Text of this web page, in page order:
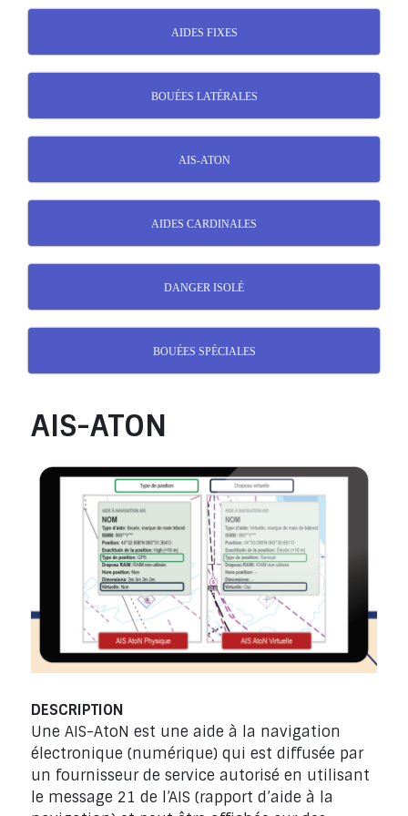
AIDES FIXES
BOUÉES LATÉRALES
AIS-ATON
AIDES CARDINALES
DANGER ISOLÉ
BOUÉES SPÉCIALES
AIS-ATON
DESCRIPTION
Une AIS-AtoN est une aide à la navigation
électronique (numérique) qui est diffusée par
un fournisseur de service autorisé en utilisant
le message 21 de l’AIS (rapport d’aide à la